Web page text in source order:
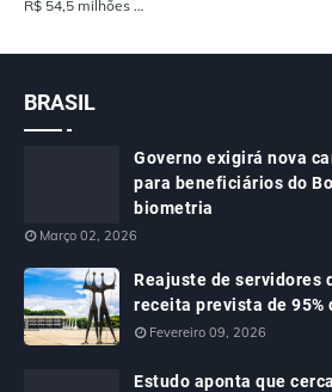
R$ 54,5 milhões …
BRASIL
Governo exigirá nova
para beneficiários do
biometria
Março 02, 2026
Reajuste de servidores
receita prevista de 95%
Fevereiro 09, 2026
Estudo aponta que